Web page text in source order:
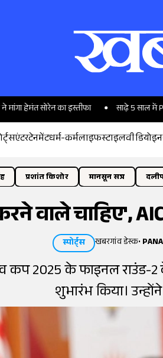
का इस्तीफा साढ़े 5 साल में PM मोदी की
एंटरटेनमेंटधर्म-कर्मलाइफस्टाइलवीडियो
प्रशांत किशोर मानसून सत्र
वाले चाहिए',
स्पोर्ट्स खबरगांव डेस्क•
कप 2025 के फाइनल राउंड-
शुभारंभ किया।